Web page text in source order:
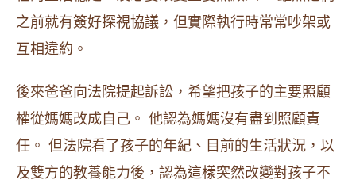
之前就有簽好探視協議，但實際執行時常常吵架或
互相違約。
後來爸爸向法院提起訴訟，希望把孩子的主要照顧
權從媽媽改成自己。 他認為媽媽沒有盡到照顧責
任。 但法院看了孩子的年紀、目前的生活狀況，以
及雙方的教養能力後，認為這樣突然改變對孩子不